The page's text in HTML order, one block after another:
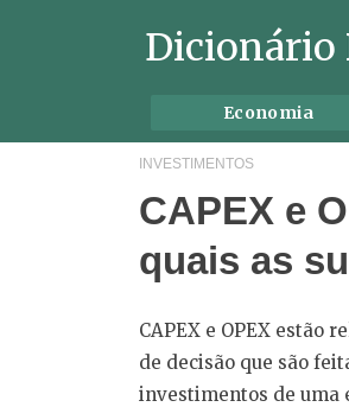
Dicionário
Economia
INVESTIMENTOS
CAPEX e
quais as
CAPEX e OPEX estão
de decisão que são
investimentos de uma